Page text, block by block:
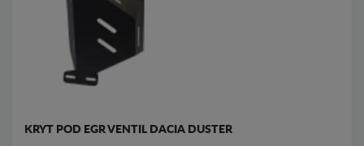
KRYT POD EGR VENTIL DACIA DUSTER